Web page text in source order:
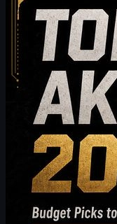
Top 10 skin AK-
chọn bình dân
Khám phá top 10 skin
lựa chọn thân thiện
cấp. Hướng dẫn này
mòn, giá trị thị trường
chọn skin AK-47 tốt
tháng 5 20, 2026